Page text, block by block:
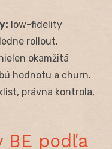
low-fidelity
rollout.
okamžitá
hodnotu a churn.
právna kontrola,
BE podľa